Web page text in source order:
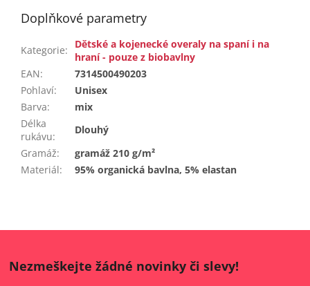
Doplňkové parametry
Kategorie:
Dětské a kojenecké overaly na spaní i na
hraní - pouze z biobavlny
EAN:
7314500490203
Pohlaví:
Unisex
Barva:
mix
Délka
rukávu:
Dlouhý
Gramáž:
gramáž 210 g/m²
Materiál: 95% organická bavlna, 5% elastan
Nezmeškejte žádné novinky či slevy!